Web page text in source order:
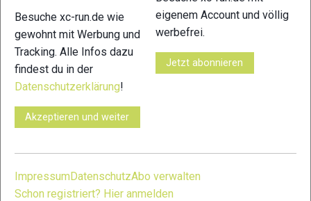
xc-run.de in den sozialen Netzwerken
facebookinstagramyoutubeuser-
circle
xc-run.de Newsletter Anmeldung
dich für unseren Newsletter an. Während der Saison erhältst
du damit regelmäßig die wichtigsten News und Themen in
dein Postfach. Einfach hier anmelden:
Besuche xc-run.de wie
gewohnt mit Werbung und
Tracking. Alle Infos dazu
findest du in der
Datenschutzerklärung!
Akzeptieren und weiter
eigenem Account und völlig
werbefrei.
Jetzt abonnieren
ImpressumDatenschutzAbo verwalten
Schon registriert? Hier anmelden